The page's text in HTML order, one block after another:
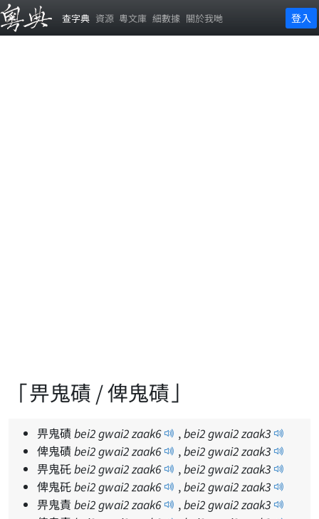
查字典 資源 粵文庫 細數據 關於我哋 登入
「畀鬼磧 / 俾鬼磧」
畀鬼磧bei2gwai2zaak6 ,bei2gwai2zaak3
俾鬼磧bei2gwai2zaak6 ,bei2gwai2zaak3
畀鬼矺bei2gwai2zaak6 ,bei2gwai2zaak3
俾鬼矺bei2gwai2zaak6 ,bei2gwai2zaak3
畀鬼責bei2gwai2zaak6 ,bei2gwai2zaak3